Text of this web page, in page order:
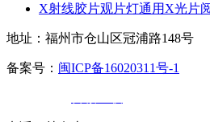
X射线胶片观片灯通用X光片
地址：福州市仓山区冠浦路148号
备案号： 闽ICP备16020311号-1